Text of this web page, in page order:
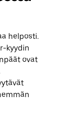
helposti.
kyydin
ovat